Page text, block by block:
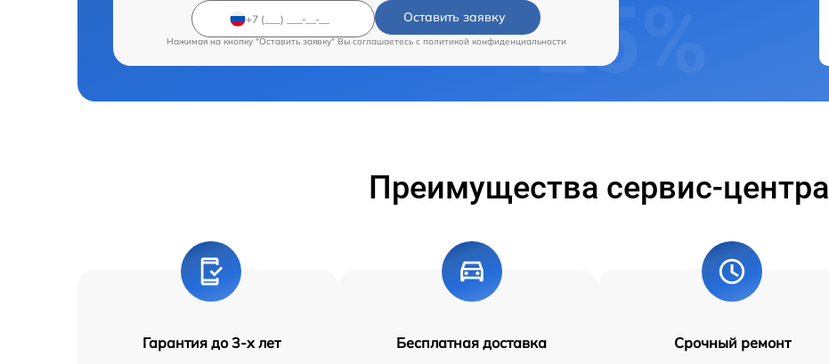
Оставить заявку
Нажимая на кнопку "Оставить заявку" Вы соглашаетесь c политикой конфиденциальности
Преимущества сервис-центра
Гарантия до 3-х лет Бесплатная доставка Срочный ремонт